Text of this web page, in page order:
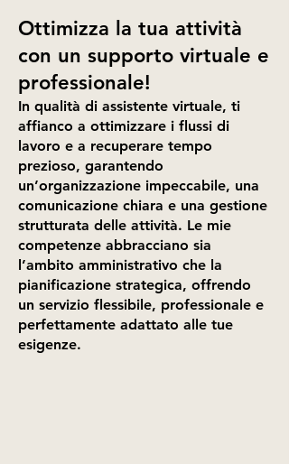
Ottimizza la tua attività
con un supporto virtuale e
professionale!
In qualità di assistente virtuale, ti
affianco a ottimizzare i flussi di
lavoro e a recuperare tempo
prezioso, garantendo
un’organizzazione impeccabile, una
comunicazione chiara e una gestione
strutturata delle attività. Le mie
competenze abbracciano sia
l’ambito amministrativo che la
pianificazione strategica, offrendo
un servizio flessibile, professionale e
perfettamente adattato alle tue
esigenze.